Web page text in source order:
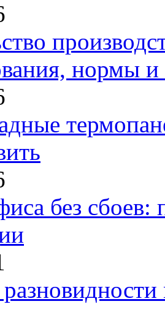
нормы и
без сбоев: